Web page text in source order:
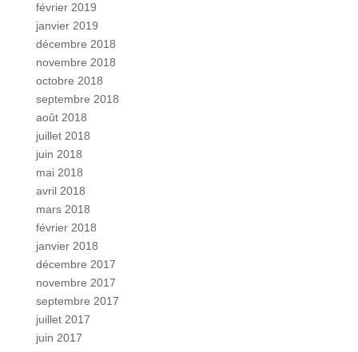
février 2019
janvier 2019
décembre 2018
novembre 2018
octobre 2018
septembre 2018
août 2018
juillet 2018
juin 2018
mai 2018
avril 2018
mars 2018
février 2018
janvier 2018
décembre 2017
novembre 2017
septembre 2017
juillet 2017
juin 2017